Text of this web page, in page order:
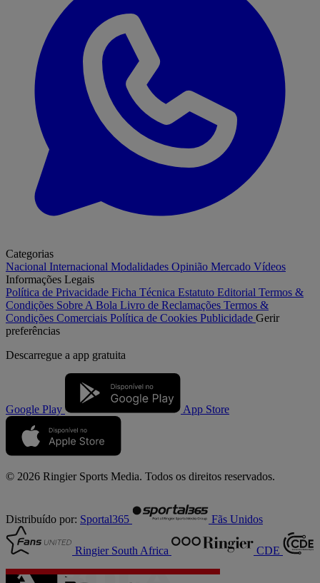
Categorias
Nacional Internacional Modalidades Opinião Mercado Vídeos
Informações Legais
Política de Privacidade Ficha Técnica Estatuto Editorial Termos &
Condições Sobre A Bola Livro de Reclamações Termos &
Condições Comerciais Política de Cookies Publicidade Gerir
preferências
Descarregue a app gratuita
Google Play App Store
© 2026 Ringier Sports Media. Todos os direitos reservados.
Distribuído por: Sportal365 Fãs Unidos
Ringier South Africa CDE